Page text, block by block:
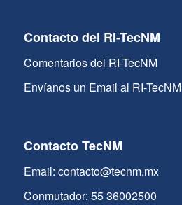
Contacto del RI-TecNM
Comentarios del RI-TecNM
Envíanos un Email al RI-TecNM
Contacto TecNM
Email: contacto@tecnm.mx
Conmutador: 55 36002500